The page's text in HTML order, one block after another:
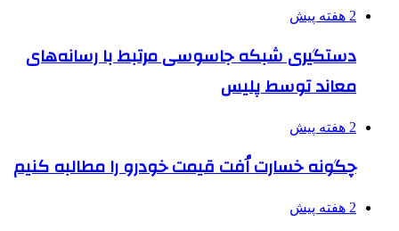
2 هفته پیش
دستگیری شبکه جاسوسی مرتبط با رسانه‌های
معاند توسط پلیس
2 هفته پیش
چگونه خسارت اُفت قیمت خودرو را مطالبه کنیم
2 هفته پیش